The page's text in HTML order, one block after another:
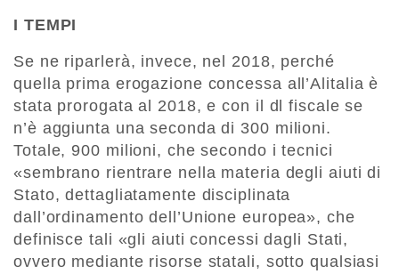
I TEMPI
Se ne riparlerà, invece, nel 2018, perché
quella prima erogazione concessa all’Alitalia è
stata prorogata al 2018, e con il dl fiscale se
n’è aggiunta una seconda di 300 milioni.
Totale, 900 milioni, che secondo i tecnici
«sembrano rientrare nella materia degli aiuti di
Stato, dettagliatamente disciplinata
dall’ordinamento dell’Unione europea», che
definisce tali «gli aiuti concessi dagli Stati,
ovvero mediante risorse statali, sotto qualsiasi